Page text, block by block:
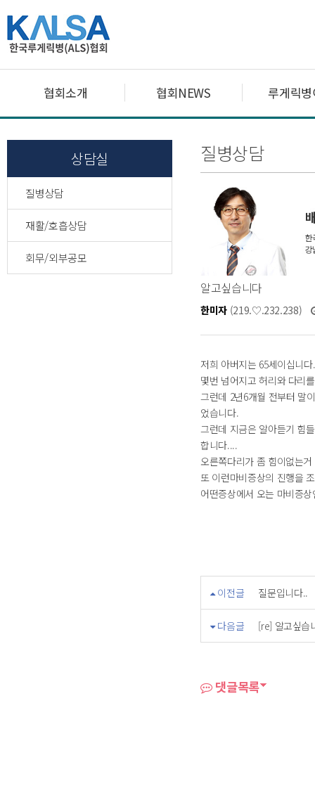
협회소개 협회NEWS 루게릭
상담실
질병상담
재활/호흡상담
회무/외부공모
질병상담
알고싶습니다
한미자(219.♡.232.238)
저희 아버지는 65세이십니
몇번 넘어지고 허리와 다리
그런데 2년6개월 전부터 말
었습니다.
그런데 지금은 알아듣기 힘
합니다....
오른쪽다리가 좀 힘이없는
또 이런마비증상의 진행을
어떤증상에서 오는 마비증
이전글 질문입니다..
다음글 [re] 알고싶습
댓글목록